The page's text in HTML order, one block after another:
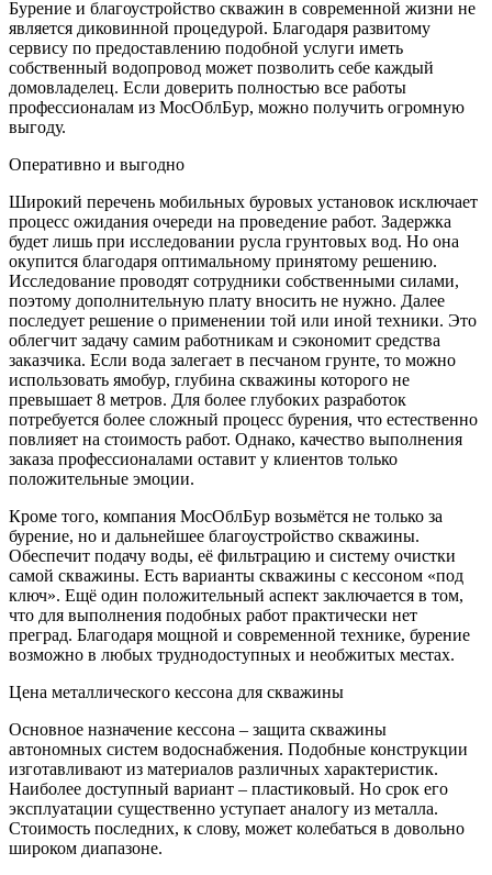
Бурение и благоустройство скважин в современной жизни не
является диковинной процедурой. Благодаря развитому
сервису по предоставлению подобной услуги иметь
собственный водопровод может позволить себе каждый
домовладелец. Если доверить полностью все работы
профессионалам из МосОблБур, можно получить огромную
выгоду.
Оперативно и выгодно
Широкий перечень мобильных буровых установок исключает
процесс ожидания очереди на проведение работ. Задержка
будет лишь при исследовании русла грунтовых вод. Но она
окупится благодаря оптимальному принятому решению.
Исследование проводят сотрудники собственными силами,
поэтому дополнительную плату вносить не нужно. Далее
последует решение о применении той или иной техники. Это
облегчит задачу самим работникам и сэкономит средства
заказчика. Если вода залегает в песчаном грунте, то можно
использовать ямобур, глубина скважины которого не
превышает 8 метров. Для более глубоких разработок
потребуется более сложный процесс бурения, что естественно
повлияет на стоимость работ. Однако, качество выполнения
заказа профессионалами оставит у клиентов только
положительные эмоции.
Кроме того, компания МосОблБур возьмётся не только за
бурение, но и дальнейшее благоустройство скважины.
Обеспечит подачу воды, её фильтрацию и систему очистки
самой скважины. Есть варианты скважины с кессоном «под
ключ». Ещё один положительный аспект заключается в том,
что для выполнения подобных работ практически нет
преград. Благодаря мощной и современной технике, бурение
возможно в любых труднодоступных и необжитых местах.
Цена металлического кессона для скважины
Основное назначение кессона – защита скважины
автономных систем водоснабжения. Подобные конструкции
изготавливают из материалов различных характеристик.
Наиболее доступный вариант – пластиковый. Но срок его
эксплуатации существенно уступает аналогу из металла.
Стоимость последних, к слову, может колебаться в довольно
широком диапазоне.